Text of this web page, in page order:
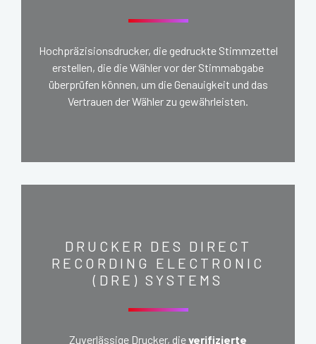
Hochpräzisionsdrucker, die gedruckte Stimmzettel
erstellen, die die Wähler vor der Stimmabgabe
überprüfen können, um die Genauigkeit und das
Vertrauen der Wähler zu gewährleisten.
DRUCKER DES DIRECT
RECORDING ELECTRONIC
(DRE) SYSTEMS
Zuverlässige Drucker, dieverifizierte